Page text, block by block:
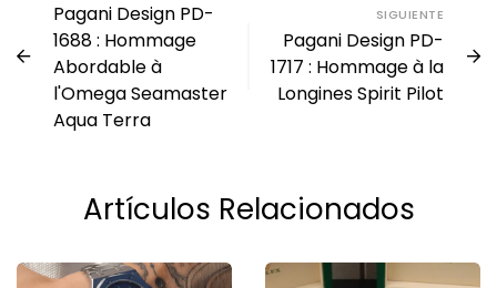
Pagani Design PD-
1688 : Hommage
Abordable à
l'Omega Seamaster
Aqua Terra
SIGUIENTE
Pagani Design PD-
1717 : Hommage à la
Longines Spirit Pilot
Artículos Relacionados